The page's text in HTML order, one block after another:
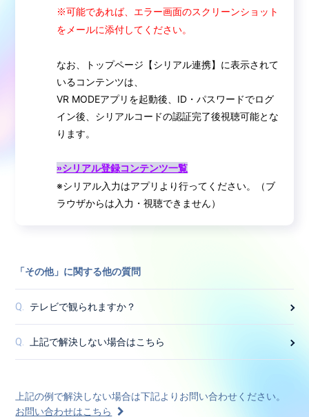
※可能であれば、エラー画面のスクリーンショット
をメールに添付してください。
なお、トップページ【シリアル連携】に表示されて
いるコンテンツは、
VR MODEアプリを起動後、ID・パスワードでログ
イン後、シリアルコードの認証完了後視聴可能とな
ります。
»シリアル登録コンテンツ一覧
※シリアル入力はアプリより行ってください。（ブ
ラウザからは入力・視聴できません）
「その他」に関する他の質問
Q. テレビで観られますか？
Q. 上記で解決しない場合はこちら
上記の例で解決しない場合は下記よりお問い合わせください。
お問い合わせはこちら